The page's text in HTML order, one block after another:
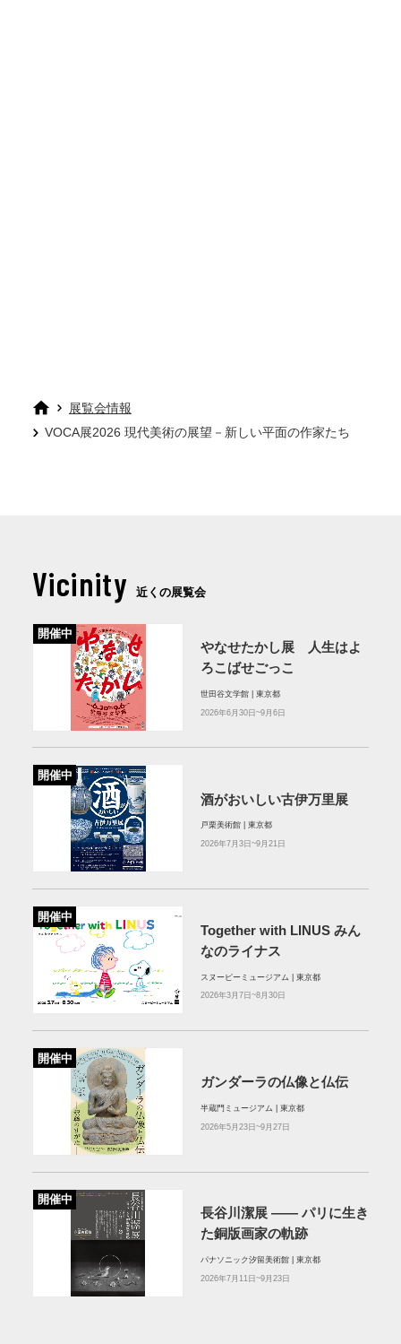
展覧会情報
VOCA展2026 現代美術の展望－新しい平面の作家たち
Vicinity 近くの展覧会
開催中
やなせたかし展 人生はよ
ろこばせごっこ
世田谷文学館 | 東京都
2026年6月30日~9月6日
開催中
酒がおいしい古伊万里展
戸栗美術館 | 東京都
2026年7月3日~9月21日
開催中
Together with LINUS みん
なのライナス
スヌーピーミュージアム | 東京都
2026年3月7日~8月30日
開催中
ガンダーラの仏像と仏伝
半蔵門ミュージアム | 東京都
2026年5月23日~9月27日
開催中
長谷川潔展 ―― パリに生き
た銅版画家の軌跡
パナソニック汐留美術館 | 東京都
2026年7月11日~9月23日